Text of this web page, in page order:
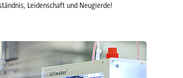
Leidenschaft und Neugierde!